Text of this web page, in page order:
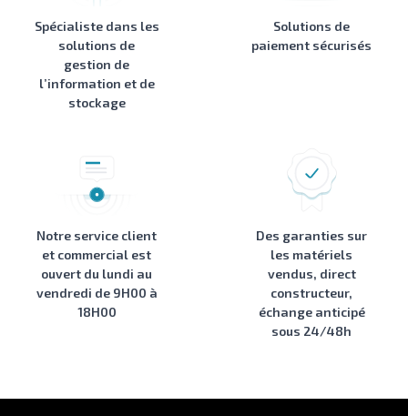
Spécialiste dans les
solutions de
gestion de
l’information et de
stockage
Solutions de
paiement sécurisés
Notre service client
et commercial est
ouvert du lundi au
vendredi de 9H00 à
18H00
Des garanties sur
les matériels
vendus, direct
constructeur,
échange anticipé
sous 24/48h